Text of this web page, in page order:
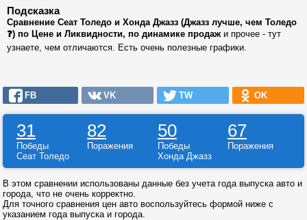
Подсказка
Сравнение Сеат Толедо и Хонда Джазз (Джазз лучше, чем Толедо
❓) по Цене и Ликвидности, по динамике продажи прочее - тут
узнаете, чем отличаются. Есть очень полезные графики.
FB VK TW OK
31 82 50 67
Победы Поражения Победы
Поражения
Сеат Толедо
Хонда Джазз
В этом сравнении использованы данные без учета года выпуска авто и
города, что не очень корректно.
Для точного сравнения цен авто воспользуйтесь формой ниже с
указанием года выпуска и города.